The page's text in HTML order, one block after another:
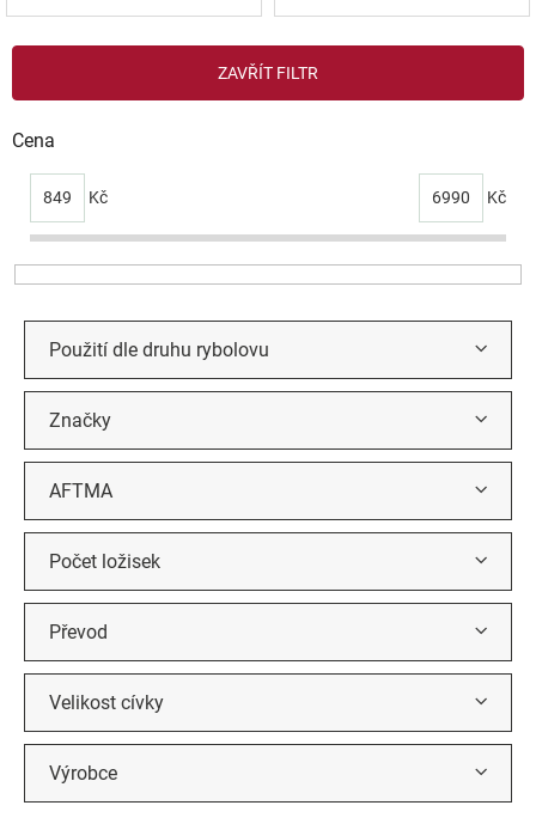
ZAVŘÍT FILTR
Cena
849 Kč 6990 Kč
Značky
AFTMA
Počet ložisek
Použití dle druhu rybolovu
Převod
Velikost cívky
Výrobce
V
p
i
d
u